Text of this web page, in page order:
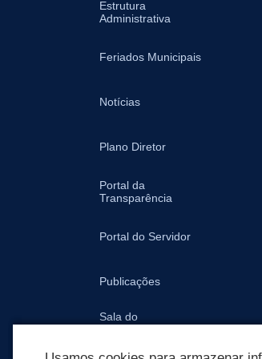
Estrutura
Administrativa
Feriados Municipais
Notícias
Plano Diretor
Portal da
Transparência
Portal do Servidor
Publicações
Sala do